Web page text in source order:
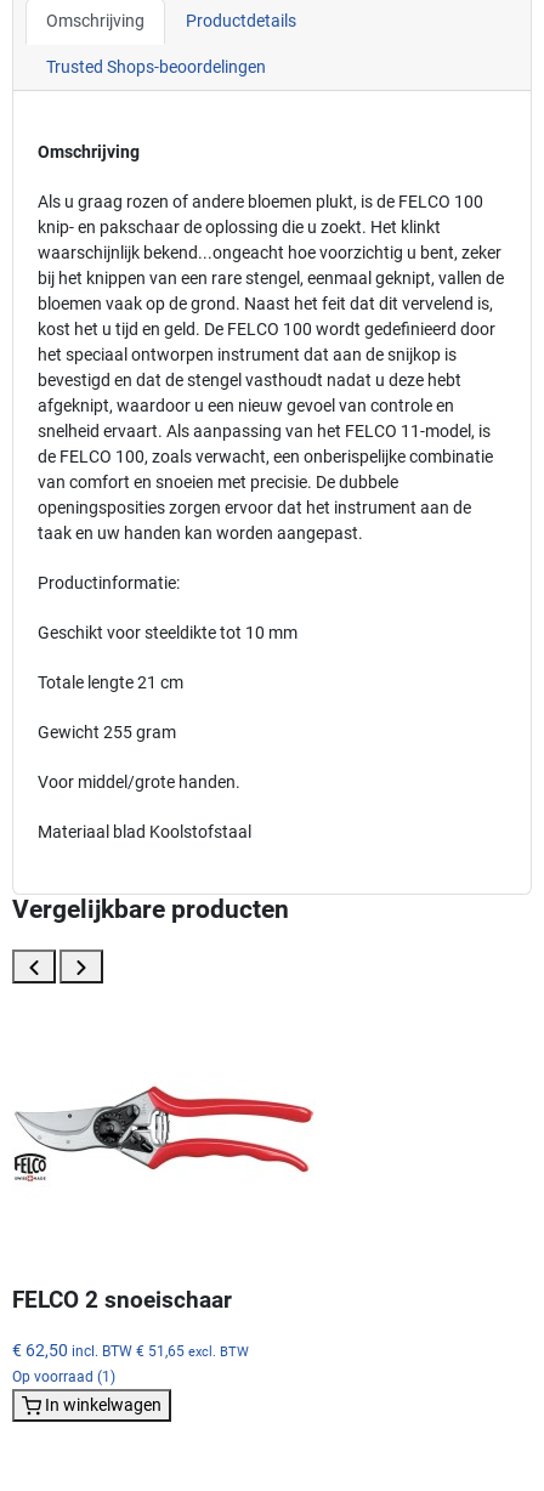
Omschrijving Productdetails
Trusted Shops-beoordelingen
Omschrijving
Als u graag rozen of andere bloemen plukt, is de FELCO 100
knip- en pakschaar de oplossing die u zoekt. Het klinkt
waarschijnlijk bekend...ongeacht hoe voorzichtig u bent, zeker
bij het knippen van een rare stengel, eenmaal geknipt, vallen de
bloemen vaak op de grond. Naast het feit dat dit vervelend is,
kost het u tijd en geld. De FELCO 100 wordt gedefinieerd door
het speciaal ontworpen instrument dat aan de snijkop is
bevestigd en dat de stengel vasthoudt nadat u deze hebt
afgeknipt, waardoor u een nieuw gevoel van controle en
snelheid ervaart. Als aanpassing van het FELCO 11-model, is
de FELCO 100, zoals verwacht, een onberispelijke combinatie
van comfort en snoeien met precisie. De dubbele
openingsposities zorgen ervoor dat het instrument aan de
taak en uw handen kan worden aangepast.
Productinformatie:
Geschikt voor steeldikte tot 10 mm
Totale lengte 21 cm
Gewicht 255 gram
Voor middel/grote handen.
Materiaal blad Koolstofstaal
Vergelijkbare producten
FELCO 2 snoeischaar
€ 62,50 incl. BTW € 51,65 excl. BTW
Op voorraad (1)
In winkelwagen